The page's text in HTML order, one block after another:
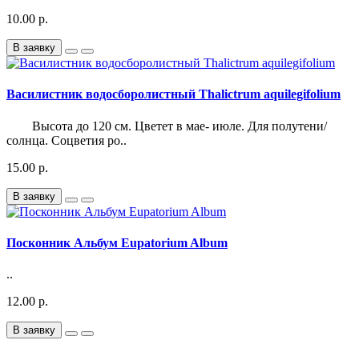
10.00 р.
В заявку
Василистник водосборолистный Thalictrum aquilegifolium
Высота до 120 см. Цветет в мае- июле. Для полутени/
солнца. Соцветия ро..
15.00 р.
В заявку
Посконник Альбум Eupatorium Album
..
12.00 р.
В заявку